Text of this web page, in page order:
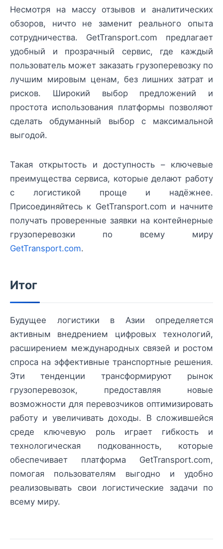
Несмотря на массу отзывов и аналитических
обзоров, ничто не заменит реального опыта
сотрудничества. GetTransport.com предлагает
удобный и прозрачный сервис, где каждый
пользователь может заказать грузоперевозку по
лучшим мировым ценам, без лишних затрат и
рисков. Широкий выбор предложений и
простота использования платформы позволяют
сделать обдуманный выбор с максимальной
выгодой.
Такая открытость и доступность – ключевые
преимущества сервиса, которые делают работу
с логистикой проще и надёжнее.
Присоединяйтесь к GetTransport.com и начните
получать проверенные заявки на контейнерные
грузоперевозки по всему миру
GetTransport.com.
Итог
Будущее логистики в Азии определяется
активным внедрением цифровых технологий,
расширением международных связей и ростом
спроса на эффективные транспортные решения.
Эти тенденции трансформируют рынок
грузоперевозок, предоставляя новые
возможности для перевозчиков оптимизировать
работу и увеличивать доходы. В сложившейся
среде ключевую роль играет гибкость и
технологическая подкованность, которые
обеспечивает платформа GetTransport.com,
помогая пользователям выгодно и удобно
реализовывать свои логистические задачи по
всему миру.